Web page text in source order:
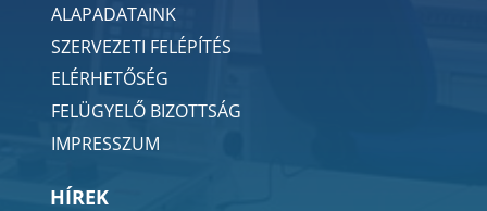
ALAPADATAINK
SZERVEZETI FELÉPÍTÉS
ELÉRHETŐSÉG
FELÜGYELŐ BIZOTTSÁG
IMPRESSZUM
HÍREK